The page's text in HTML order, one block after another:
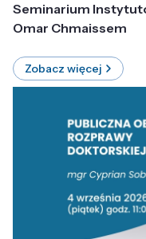
Seminarium
Omar Chmaissem
Zobacz więcej